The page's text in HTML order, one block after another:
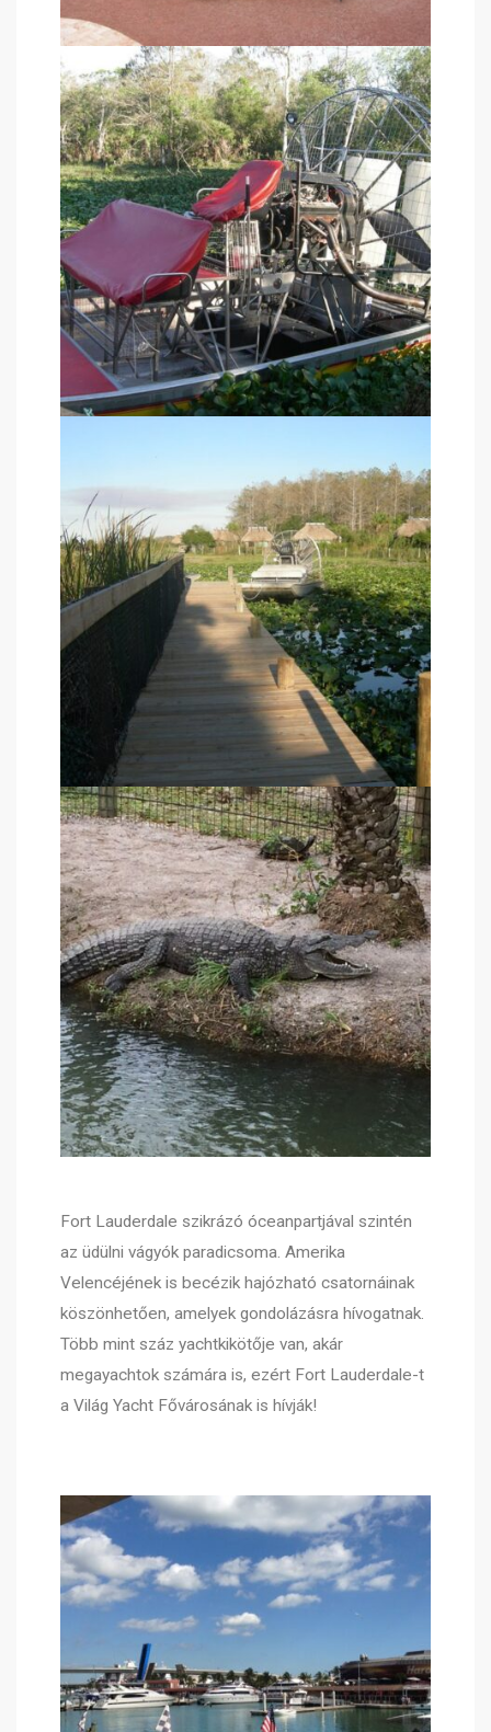
Fort Lauderdale szikrázó óceanpartjával szintén
az üdülni vágyók paradicsoma. Amerika
Velencéjének is becézik hajózható csatornáinak
köszönhetően, amelyek gondolázásra hívogatnak.
Több mint száz yachtkikötője van, akár
megayachtok számára is, ezért Fort Lauderdale-t
a Világ Yacht Fővárosának is hívják!